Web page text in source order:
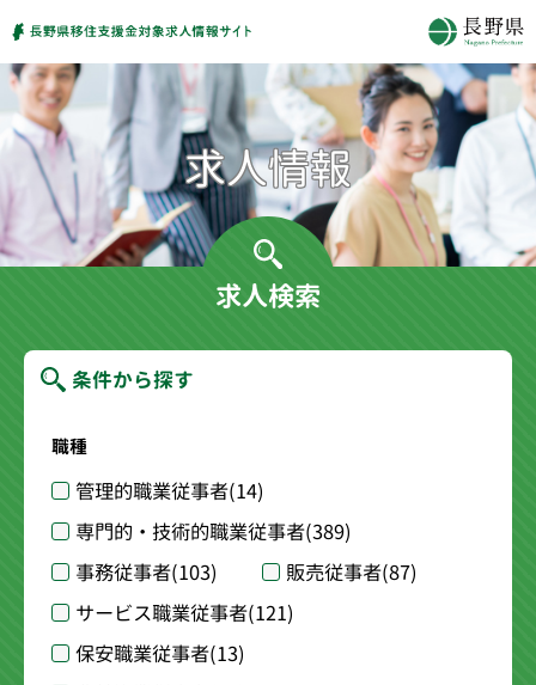
求人検索
条件から探す
職種
管理的職業従事者(14)
専門的・技術的職業従事者(389)
事務従事者(103) 販売従事者(87)
サービス職業従事者(121)
保安職業従事者(13)